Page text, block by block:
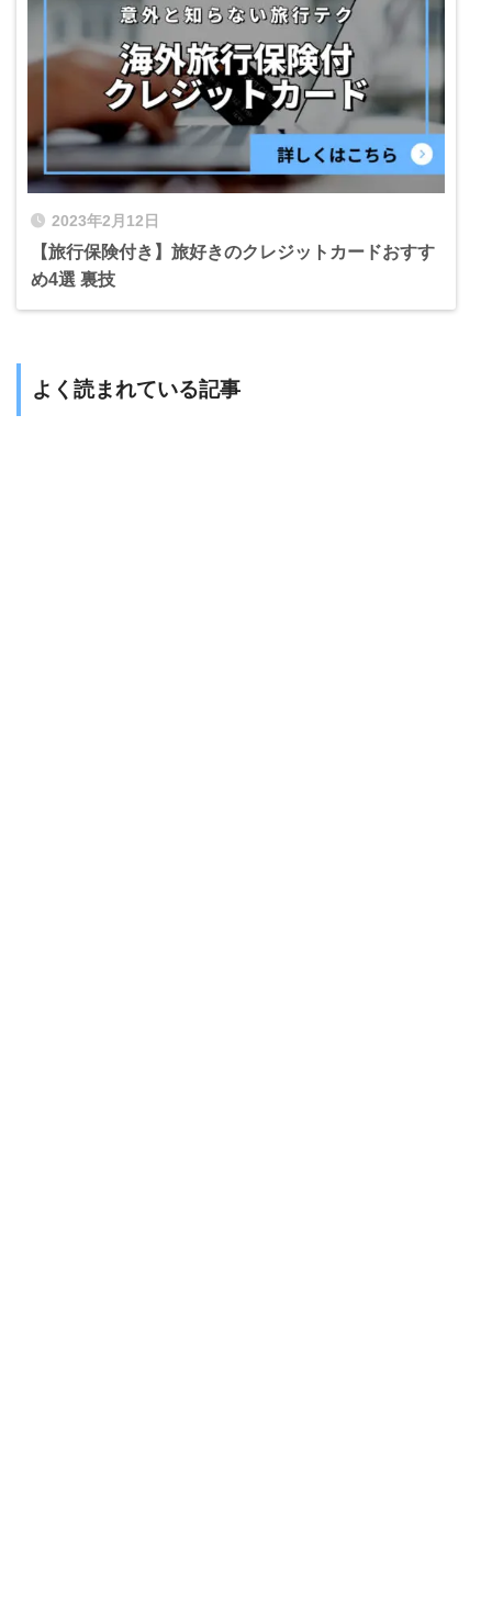
2023年2月12日
【旅行保険付き】旅好きのクレジットカードおすす
め4選 裏技
よく読まれている記事